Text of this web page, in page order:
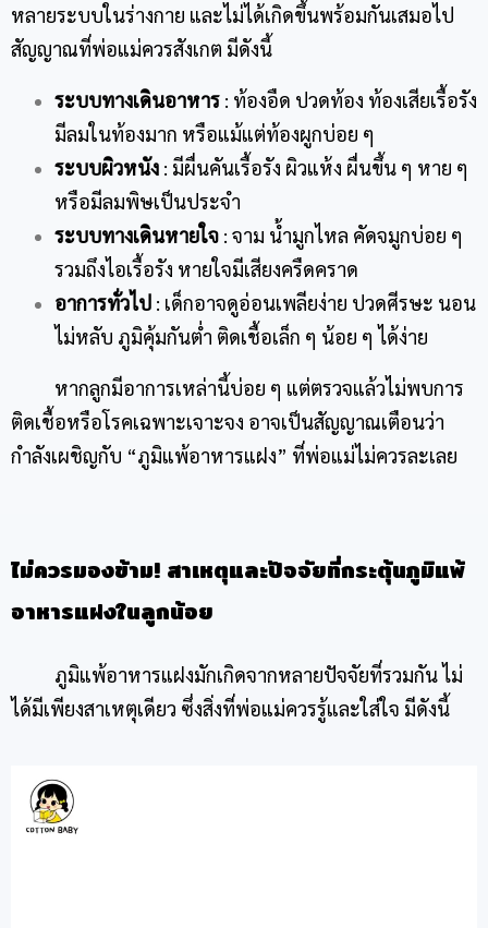
หลายระบบในร่างกาย และไม่ได้เกิดขึ้นพร้อมกันเสมอไป
สัญญาณที่พ่อแม่ควรสังเกต มีดังนี้
ระบบทางเดินอาหาร : ท้องอืด ปวดท้อง ท้องเสียเรื้อรัง
มีลมในท้องมาก หรือแม้แต่ท้องผูกบ่อย ๆ
ระบบผิวหนัง : มีผื่นคันเรื้อรัง ผิวแห้ง ผื่นขึ้น ๆ หาย ๆ
หรือมีลมพิษเป็นประจำ
ระบบทางเดินหายใจ : จาม น้ำมูกไหล คัดจมูกบ่อย ๆ
รวมถึงไอเรื้อรัง หายใจมีเสียงครืดคราด
อาการทั่วไป : เด็กอาจดูอ่อนเพลียง่าย ปวดศีรษะ นอน
ไม่หลับ ภูมิคุ้มกันต่ำ ติดเชื้อเล็ก ๆ น้อย ๆ ได้ง่าย
หากลูกมีอาการเหล่านี้บ่อย ๆ แต่ตรวจแล้วไม่พบการ
ติดเชื้อหรือโรคเฉพาะเจาะจง อาจเป็นสัญญาณเตือนว่า
กำลังเผชิญกับ “ภูมิแพ้อาหารแฝง” ที่พ่อแม่ไม่ควรละเลย
ไม่ควรมองข้าม! สาเหตุและปัจจัยที่กระตุ้นภูมิแพ้
อาหารแฝงในลูกน้อย
ภูมิแพ้อาหารแฝงมักเกิดจากหลายปัจจัยที่รวมกัน ไม่
ได้มีเพียงสาเหตุเดียว ซึ่งสิ่งที่พ่อแม่ควรรู้และใส่ใจ มีดังนี้